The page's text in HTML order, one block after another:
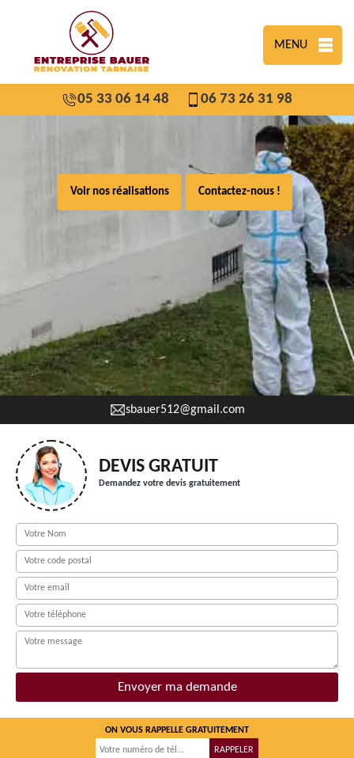
MENU
05 33 06 14 48 06 73 26 31 98
Voir nos réalisations Contactez-nous !
sbauer512@gmail.com
DEVIS GRATUIT
Demandez votre devis gratuitement
ON VOUS RAPPELLE GRATUITEMENT